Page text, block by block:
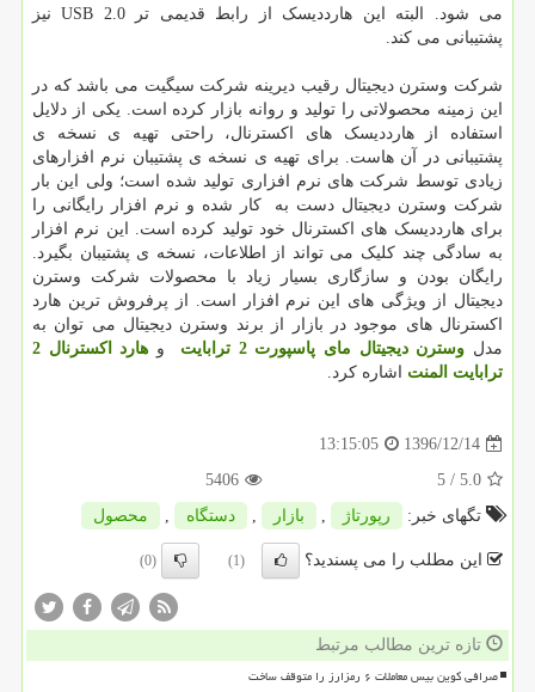
می شود. البته این هارددیسک از رابط قدیمی تر USB 2.0 نیز
پشتیبانی می کند.
شرکت وسترن دیجیتال رقیب دیرینه شرکت سیگیت می باشد که در
این زمینه محصولاتی را تولید و روانه بازار کرده است. یکی از دلایل
استفاده از هارددیسک های اکسترنال، راحتی تهیه ی نسخه ی
پشتیبانی در آن هاست. برای تهیه ی نسخه ی پشتیبان نرم افزارهای
زیادی توسط شرکت های نرم افزاری تولید شده است؛ ولی این بار
شرکت وسترن دیجیتال دست به کار شده و نرم افزار رایگانی را
برای هارددیسک های اکسترنال خود تولید کرده است. این نرم افزار
به سادگی چند کلیک می تواند از اطلاعات، نسخه ی پشتیبان بگیرد.
رایگان بودن و سازگاری بسیار زیاد با محصولات شرکت وسترن
دیجیتال از ویژگی های این نرم افزار است. از پرفروش ترین هارد
اکسترنال های موجود در بازار از برند وسترن دیجیتال می توان به
مدل وسترن دیجیتال مای پاسپورت 2 ترابایت و
هارد اکسترنال 2
ترابایت المنت اشاره کرد.
1396/12/14
13:15:05
5.0
/ 5
5406
تگهای خبر:
رپورتاژ , بازار , دستگاه , محصول
این مطلب را می پسندید؟ (1)
(0)
تازه ترین مطالب مرتبط
صرافی کوین بیس معاملات ۶ رمزارز را متوقف ساخت